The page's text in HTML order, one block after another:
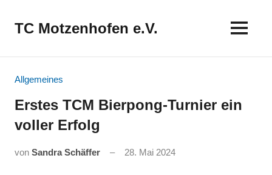
InhaltTC Motzenhofen e.V.
Allgemeines
Erstes TCM Bierpong-Turnier ein
voller Erfolg
von Sandra Schäffer 28. Mai 2024